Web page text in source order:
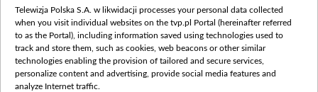
Бяспека
Youtube
Белсат news
Белсат Shorts
Telewizja Polska S.A. w likwidacji processes your personal data collected
when you visit individual websites on the tvp.pl Portal (hereinafter referred
to as the Portal), including information saved using technologies used to
track and store them, such as cookies, web beacons or other similar
technologies enabling the provision of tailored and secure services,
personalize content and advertising, provide social media features and
analyze Internet traffic.